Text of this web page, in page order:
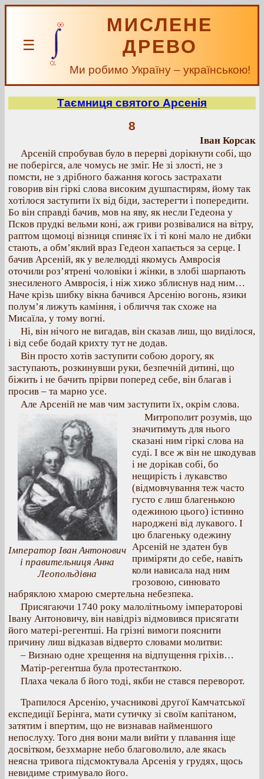
☰
МИСЛЕНЕ
ДРЕВО
Ми робимо Україну – українською!
Таємниця святого Арсенія
8
Іван Корсак
Арсеній спробував було в перерві дорікнути собі, що
не поберігся, але чомусь не зміг. Не зі злості, не з
помсти, не з дрібного бажання когось застрахати
говорив він гіркі слова високим душпастирям, йому так
хотілося заступити їх від біди, застерегти і попередити.
Бо він справді бачив, мов на яву, як несли Гедеона у
Псков прудкі вельми коні, аж гриви розвівалися на вітру,
раптом щомоці візниця спиняє їх і ті коні мало не дибки
стають, а обм’яклий враз Гедеон хапається за серце. І
бачив Арсеній, як у велелюдді якомусь Амвросія
оточили роз’ятрені чоловіки і жінки, в злобі шарпають
знесиленого Амвросія, і ніж хижо зблиснув над ним…
Наче крізь шибку вікна бачився Арсенію вогонь, язики
полум’я лижуть каміння, і обличчя так схоже на
Мисаїла, у тому вогні.
Ні, він нічого не вигадав, він сказав лиш, що виділося,
і від себе бодай крихту тут не додав.
Він просто хотів заступити собою дорогу, як
заступають, розкинувши руки, безпечній дитині, що
біжить і не бачить прірви поперед себе, він благав і
просив – та марно усе.
Але Арсеній не мав чим заступити їх, окрім слова.
Імператор Іван Антонович
і правительниця Анна
Леопольдівна
Митрополит розумів, що
значитимуть для нього
сказані ним гіркі слова на
суді. І все ж він не шкодував
і не дорікав собі, бо
нещирість і лукавство
(відмовчування теж часто
густо є лиш благенькою
одежиною цього) істинно
народжені від лукавого. І
цю благеньку одежину
Арсеній не здатен був
приміряти до себе, навіть
коли нависала над ним
грозовою, синювато
набряклою хмарою смертельна небезпека.
Присягаючи 1740 року малолітньому імператорові
Івану Антоновичу, він навідріз відмовився присягати
його матері-регентші. На грізні вимоги пояснити
причину лиш відказав відверто словами молитви:
– Визнаю одне хрещення на відпущення гріхів…
Матір-регентша була протестанткою.
Плаха чекала б його тоді, якби не стався переворот.
Трапилося Арсенію, учасникові другої Камчатської
експедиції Берінга, мати сутичку зі своїм капітаном,
затятим і впертим, що не визнавав найменшого
непослуху. Того дня вони мали вийти у плавання іще
досвітком, безхмарне небо благоволило, але якась
неясна тривога підсмоктувала Арсенія у грудях, щось
невидиме стримувало його.